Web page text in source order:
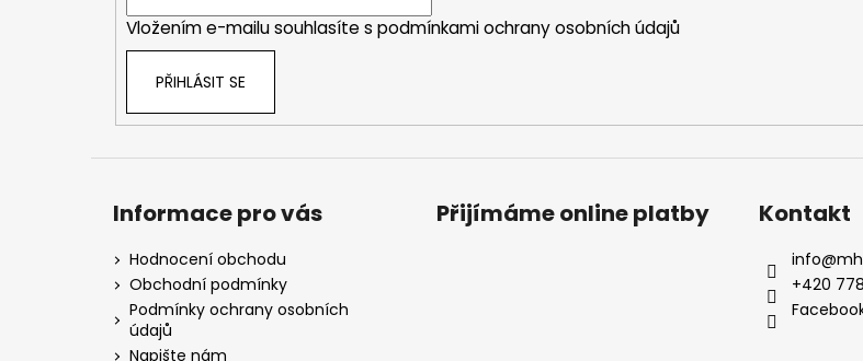
Vložením e-mailu souhlasíte s podmínkami ochrany osobních údajů
PŘIHLÁSIT SE
Informace pro vás
Hodnocení obchodu
Obchodní podmínky
Podmínky ochrany osobních
údajů
Napište nám
Přijímáme online platby Kontakt
info@
+420